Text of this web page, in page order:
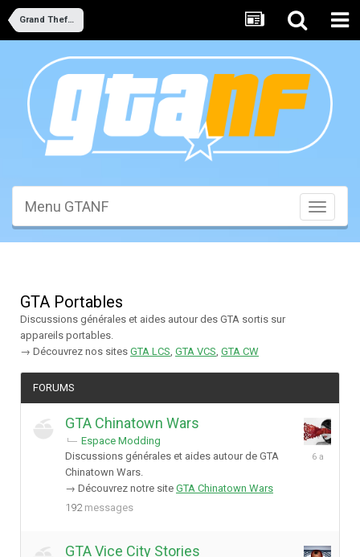
Grand Theft Auto
Toggle
Menu GTANF
GTA Portables
Discussions générales et aides autour des GTA sortis sur
appareils portables.
→ Découvrez nos sites GTA LCS, GTA VCS, GTA CW
FORUMS
GTA Chinatown Wars
Espace Modding
Discussions générales et aides autour de GTA
Chinatown Wars.
→ Découvrez notre site GTA Chinatown Wars
192 messages
GTA Vice City Stories